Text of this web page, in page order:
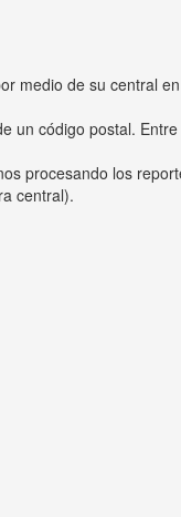
medio de su central
un código postal.
procesando los
central).